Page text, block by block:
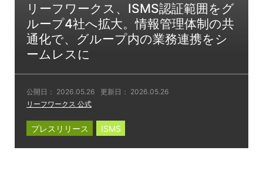
リーフワークス、ISMS認証範囲をグ
ループ4社へ拡大。情報管理体制の共
通化で、グループ内の業務連携をシ
ームレスに
公開日： 2026.05.26 更新日： 2026.05.26
リーフワークス 公式
プレスリリース ISMS